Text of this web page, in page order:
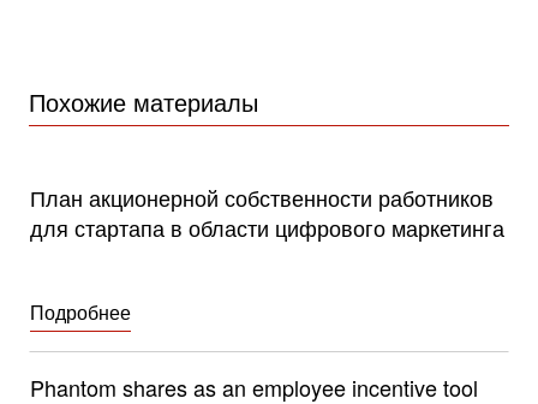
Похожие материалы
План акционерной собственности работников
для стартапа в области цифрового маркетинга
Подробнее
Phantom shares as an employee incentive tool